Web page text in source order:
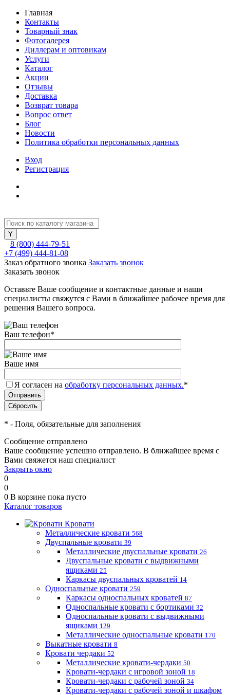
Главная
Контакты
Товарный знак
Фотогалерея
Диллерам и оптовикам
Услуги
Каталог
Акции
Отзывы
Доставка
Возврат товара
Вопрос ответ
Блог
Новости
Политика обработки персональных данных
Вход
Регистрация
8 (800) 444-79-51
+7 (499) 444-81-08
Заказ обратного звонка Заказать звонок
Заказать звонок
Оставьте Ваше сообщение и контактные данные и наши
специалисты свяжутся с Вами в ближайшее рабочее время для
решения Вашего вопроса.
Ваш телефон*
Ваше имя
Я согласен на обработку персональных данных.*
* - Поля, обязательные для заполнения
Сообщение отправлено
Ваше сообщение успешно отправлено. В ближайшее время с
Вами свяжется наш специалист
Закрыть окно
0
0
0 В корзине пока пусто
Каталог товаров
Кровати
Металлические кровати 568
Двуспальные кровати 39
Металлические двуспальные кровати 26
Двуспальные кровати с выдвижными
ящиками 25
Каркасы двуспальных кроватей 14
Односпальные кровати 259
Каркасы односпальных кроватей 87
Односпальные кровати с бортиками 32
Односпальные кровати с выдвижными
ящиками 129
Металлические односпальные кровати 170
Выкатные кровати 8
Кровати чердаки 52
Металлические кровати-чердаки 50
Кровати-чердаки с игровой зоной 18
Кровати-чердаки с рабочей зоной 34
Кровати-чердаки с рабочей зоной и шкафом